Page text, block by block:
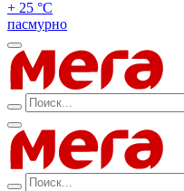
+ 25 °С
пасмурно